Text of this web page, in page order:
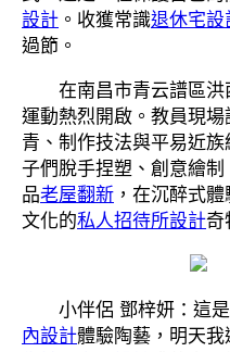
設計 。收獲常識退休宅設
過節。
在南昌市青云譜區
運動熱烈開啟。教員現
青、制作技法與平易近
子們脫手捏塑、創意繪
品老屋翻新 ，在沉醉式
文化的私人招待所設計奇
小伴侶 鄧梓妍：這
內設計體驗陶藝，明天